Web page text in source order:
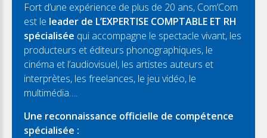
Fort d’une expérience de plus de 20 ans, Com’Com
est le leader de L’EXPERTISE COMPTABLE ET RH
spécialisée qui accompagne le spectacle vivant, les
producteurs et éditeurs phonographiques, le
cinéma et l’audiovisuel, les artistes auteurs et
interprètes, les freelances, le jeu vidéo, le
multimédia….
Une reconnaissance officielle de compétence
spécialisée :